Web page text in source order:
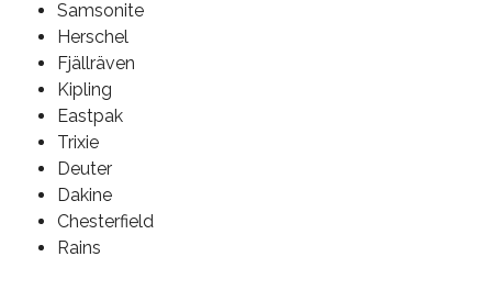
Samsonite
Herschel
Fjällräven
Kipling
Eastpak
Trixie
Deuter
Dakine
Chesterfield
Rains